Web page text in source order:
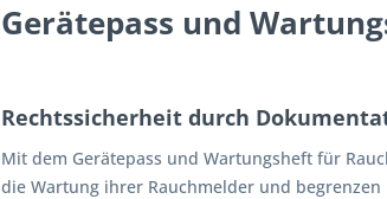
Gerätepass und
Rechtssicherheit durch
Mit dem Gerätepass und Wartungsheft für
die Wartung ihrer Rauchmelder und